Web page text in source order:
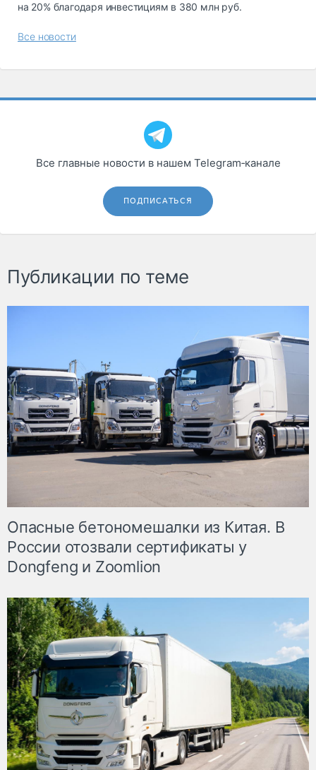
на 20% благодаря инвестициям в 380 млн руб.
Все новости
Все главные новости в нашем Telegram‑канале
ПОДПИСАТЬСЯ
Публикации по теме
Опасные бетономешалки из Китая. В
России отозвали сертификаты у
Dongfeng и Zoomlion